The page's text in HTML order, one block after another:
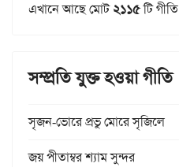
এখানে আছে মোট২১১৫টি গীতি
সম্প্রতি যুক্ত হওয়া গীতি
সৃজন-ভোরে প্রভু মোরে সৃজিলে
জয় পীতাম্বর শ্যাম সুন্দর